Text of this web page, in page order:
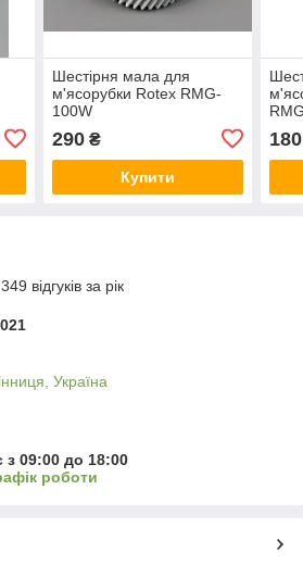
Шестірня мала для
м'ясорубки Rotex RMG-
100W
290₴
Купити
180
відгуків за рік
Україна
з 09:00 до 18:00
роботи